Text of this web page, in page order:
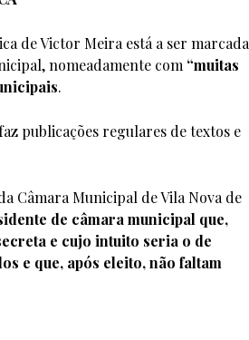
de Victor Meira está a ser marcada
nomeadamente com “muitas
.
publicações regulares de textos e
Câmara Municipal de Vila Nova de
de câmara municipal que,
e cujo intuito seria o de
e que, após eleito, não faltam